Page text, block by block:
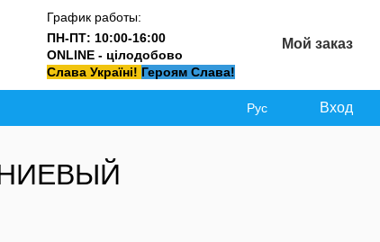
График работы:
ПН-ПТ: 10:00-16:00
ONLINE - цілодобово
Слава Україні! Героям Слава!
Мой заказ
Рус Вход